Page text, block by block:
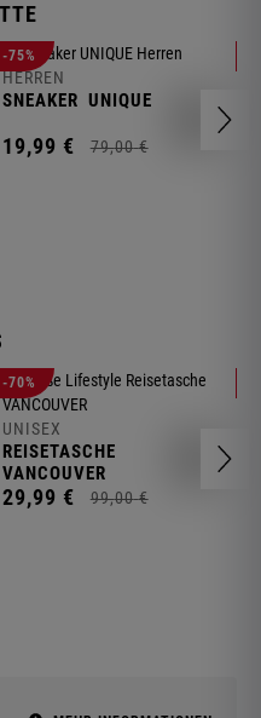
-75%
HERREN
SNEAKER UNIQUE
19,99 € 79,00 €
-70%
UNISEX
REISETASCHE
VANCOUVER
29,99 € 99,00 €